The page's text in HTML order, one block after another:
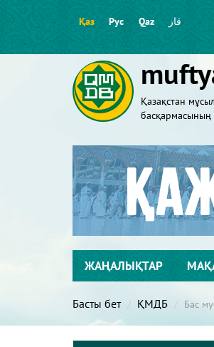
Қаз Рус Qaz قاز
Қазақстан
басқармасының
ЖАҢАЛЫҚТАР
Басты бет ҚМДБ Бас